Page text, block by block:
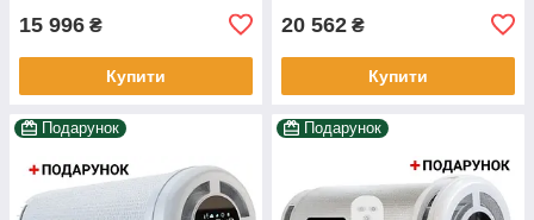
15 996 ₴
Купити
20 562 ₴
Купити
Подарунок Подарунок